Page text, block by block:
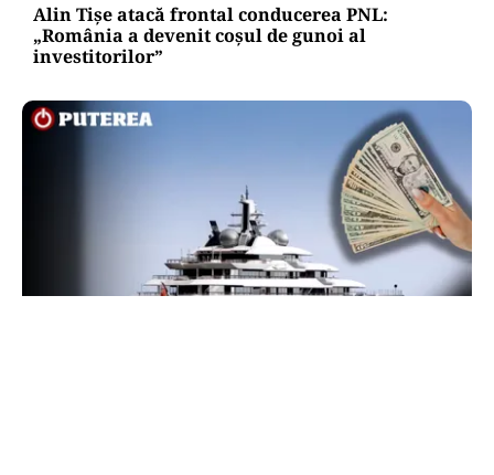
Alin Tișe atacă frontal conducerea PNL:
„România a devenit coșul de gunoi al
investitorilor”